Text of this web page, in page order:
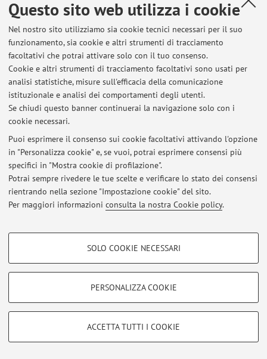
Questo sito web utilizza i cookie
Nel nostro sito utilizziamo sia cookie tecnici necessari per il suo
funzionamento, sia cookie e altri strumenti di tracciamento
facoltativi che potrai attivare solo con il tuo consenso.
Cookie e altri strumenti di tracciamento facoltativi sono usati per
analisi statistiche, misure sull'efficacia della comunicazione
istituzionale e analisi dei comportamenti degli utenti.
Se chiudi questo banner continuerai la navigazione solo con i
cookie necessari.
Puoi esprimere il consenso sui cookie facoltativi attivando l'opzione
in "Personalizza cookie" e, se vuoi, potrai esprimere consensi più
specifici in "Mostra cookie di profilazione".
Potrai sempre rivedere le tue scelte e verificare lo stato dei consensi
rientrando nella sezione "Impostazione cookie" del sito.
Per maggiori informazioni consulta la nostra Cookie policy.
COOKIE DI PROFILAZIONE - FACOLTATIVI
COOKIE TECNICI - NECESSARI
Si tratta di cookie tecnici utilizzati, a titolo esemplificativo, per il corretto
SOLO COOKIE NECESSARI
PERSONALIZZA COOKIE
ACCETTA TUTTI I COOKIE
Contenuti utili
Al momento non sono presenti contenuti.
Ultimi avvisi
Al momento non sono presenti avvisi.
Area riservata
Accedi tramite login per gestire tutti i contenuti del sito.
© 2026 - ALMA MATER STUDIORUM - Università di Bologna - Via
Zamboni, 33 - 40126 Bologna - Partita IVA: 01131710376
Privacy|Note legali|Impostazioni Cookie